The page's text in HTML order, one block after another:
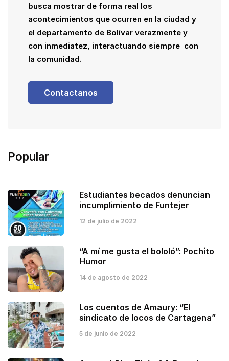
busca mostrar de forma real los
acontecimientos que ocurren en la ciudad y
el departamento de Bolívar verazmente y
con inmediatez, interactuando siempre con
la comunidad.
Contactanos
Popular
Estudiantes becados denuncian
incumplimiento de Funtejer
12 de julio de 2022
“A mí me gusta el bololó”: Pochito
Humor
14 de agosto de 2022
Los cuentos de Amaury: “El
sindicato de locos de Cartagena”
5 de junio de 2022